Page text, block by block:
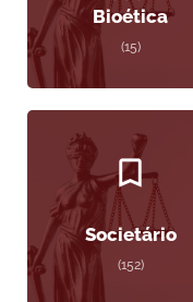
Bioética
(15)
Societário
(152)